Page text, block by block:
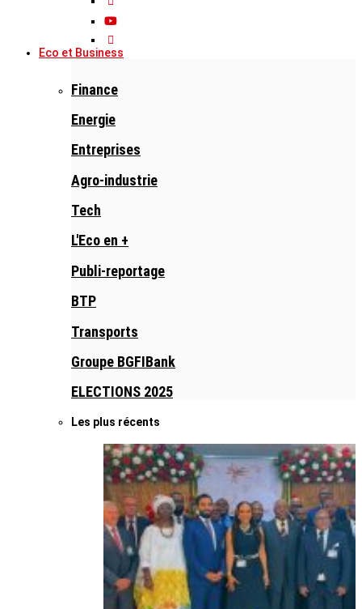
Eco et Business
Finance
Energie
Entreprises
Agro-industrie
Tech
L'Eco en +
Publi-reportage
BTP
Transports
Groupe BGFIBank
ELECTIONS 2025
Les plus récents